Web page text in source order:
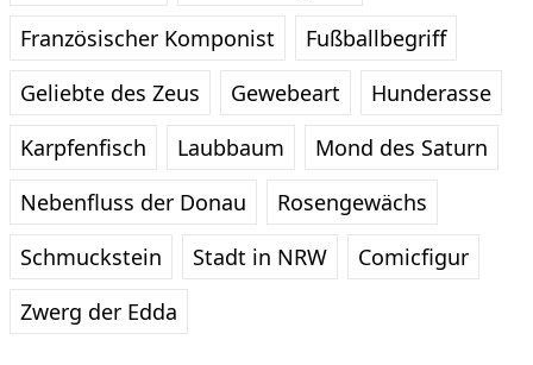
Französischer Komponist
Fußballbegriff
Geliebte des Zeus
Gewebeart
Hunderasse
Karpfenfisch
Laubbaum
Mond des Saturn
Nebenfluss der Donau
Rosengewächs
Schmuckstein
Stadt in NRW
Comicfigur
Zwerg der Edda